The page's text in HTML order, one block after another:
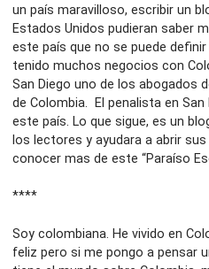
un país maravilloso, escribir un
Estados Unidos pudieran saber
este país que no se puede
tenido muchos negocios con
San Diego uno de los abogados
de Colombia. El penalista en
este país. Lo que sigue, es un
los lectores y ayudara a abrir
conocer mas de este “Paraíso
****
Soy colombiana. He vivido en
feliz pero si me pongo a pensar